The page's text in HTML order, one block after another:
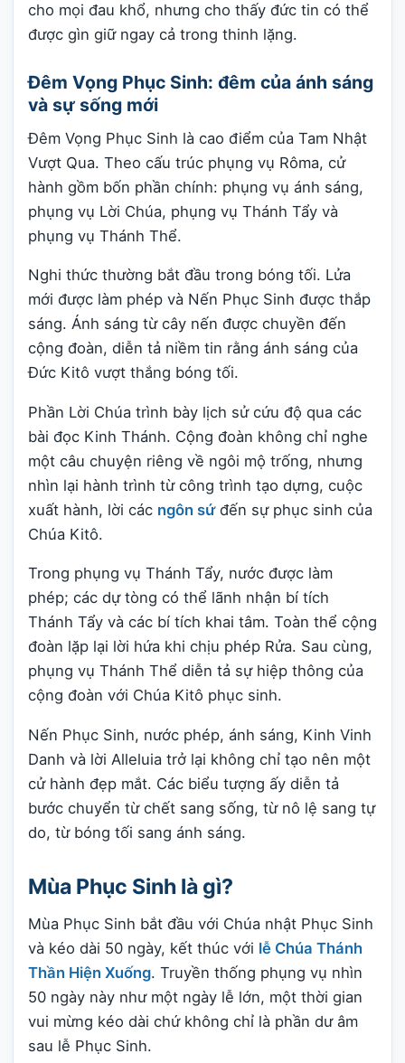
cho mọi đau khổ, nhưng cho thấy đức tin có thể
được gìn giữ ngay cả trong thinh lặng.
Đêm Vọng Phục Sinh: đêm của ánh sáng
và sự sống mới
Đêm Vọng Phục Sinh là cao điểm của Tam Nhật
Vượt Qua. Theo cấu trúc phụng vụ Rôma, cử
hành gồm bốn phần chính: phụng vụ ánh sáng,
phụng vụ Lời Chúa, phụng vụ Thánh Tẩy và
phụng vụ Thánh Thể.
Nghi thức thường bắt đầu trong bóng tối. Lửa
mới được làm phép và Nến Phục Sinh được thắp
sáng. Ánh sáng từ cây nến được chuyền đến
cộng đoàn, diễn tả niềm tin rằng ánh sáng của
Đức Kitô vượt thắng bóng tối.
Phần Lời Chúa trình bày lịch sử cứu độ qua các
bài đọc Kinh Thánh. Cộng đoàn không chỉ nghe
một câu chuyện riêng về ngôi mộ trống, nhưng
nhìn lại hành trình từ công trình tạo dựng, cuộc
xuất hành, lời các ngôn sứđến sự phục sinh của
Chúa Kitô.
Trong phụng vụ Thánh Tẩy, nước được làm
phép; các dự tòng có thể lãnh nhận bí tích
Thánh Tẩy và các bí tích khai tâm. Toàn thể cộng
đoàn lặp lại lời hứa khi chịu phép Rửa. Sau cùng,
phụng vụ Thánh Thể diễn tả sự hiệp thông của
cộng đoàn với Chúa Kitô phục sinh.
Nến Phục Sinh, nước phép, ánh sáng, Kinh Vinh
Danh và lời Alleluia trở lại không chỉ tạo nên một
cử hành đẹp mắt. Các biểu tượng ấy diễn tả
bước chuyển từ chết sang sống, từ nô lệ sang tự
do, từ bóng tối sang ánh sáng.
Mùa Phục Sinh là gì?
Mùa Phục Sinh bắt đầu với Chúa nhật Phục Sinh
và kéo dài 50 ngày, kết thúc với lễ Chúa Thánh
Thần Hiện Xuống. Truyền thống phụng vụ nhìn
50 ngày này như một ngày lễ lớn, một thời gian
vui mừng kéo dài chứ không chỉ là phần dư âm
sau lễ Phục Sinh.